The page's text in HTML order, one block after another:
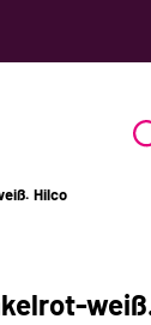
Hilco